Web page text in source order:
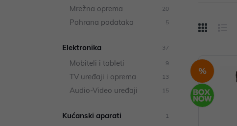
Mrežna oprema 20
Pohrana podataka 5
Elektronika 37
Mobiteli i tableti 9
TV uređaji i oprema 13
Audio-Video uređaji 15
Kućanski aparati 1
%